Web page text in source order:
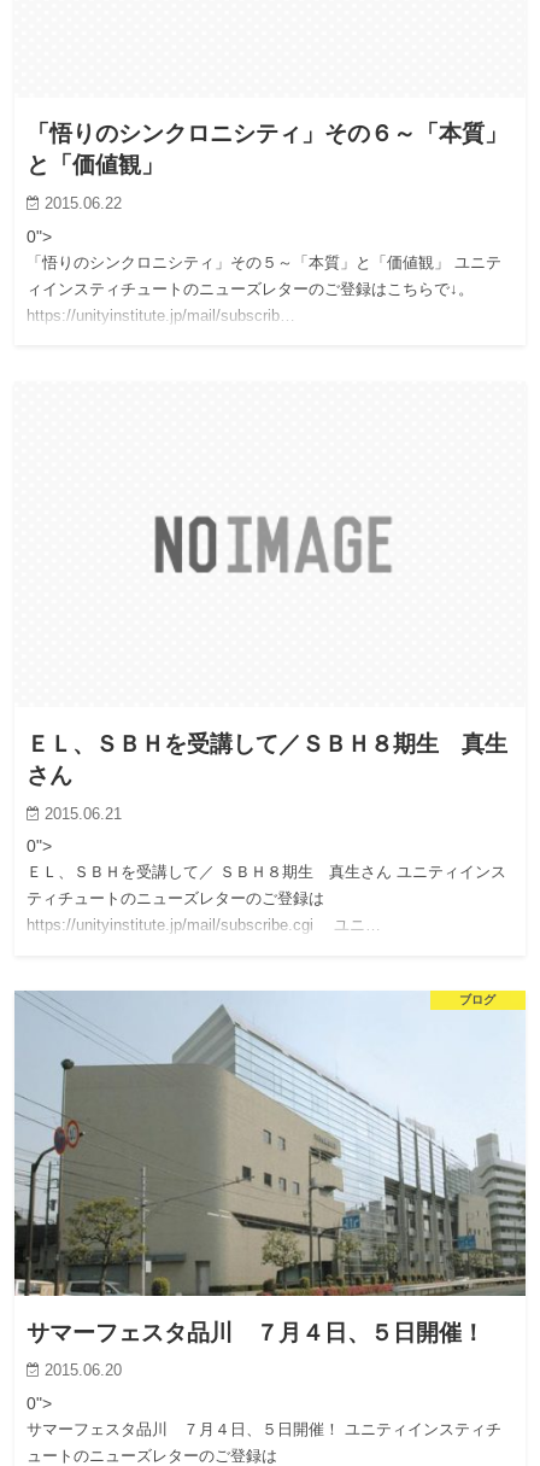
「悟りのシンクロニシティ」その６～「本質」
と「価値観」
2015.06.22
0">
「悟りのシンクロニシティ」その５～「本質」と「価値観」 ユニテ
ィインスティチュートのニューズレターのご登録はこちらで↓。
https://unityinstitute.jp/mail/subscrib…
ＥＬ、ＳＢＨを受講して／ＳＢＨ８期生 真生
さん
2015.06.21
0">
ＥＬ、ＳＢＨを受講して／ ＳＢＨ８期生 真生さん ユニティインス
ティチュートのニューズレターのご登録は
https://unityinstitute.jp/mail/subscribe.cgi ユニ…
ブログ
サマーフェスタ品川 ７月４日、５日開催！
2015.06.20
0">
サマーフェスタ品川 ７月４日、５日開催！ ユニティインスティチ
ュートのニューズレターのご登録は